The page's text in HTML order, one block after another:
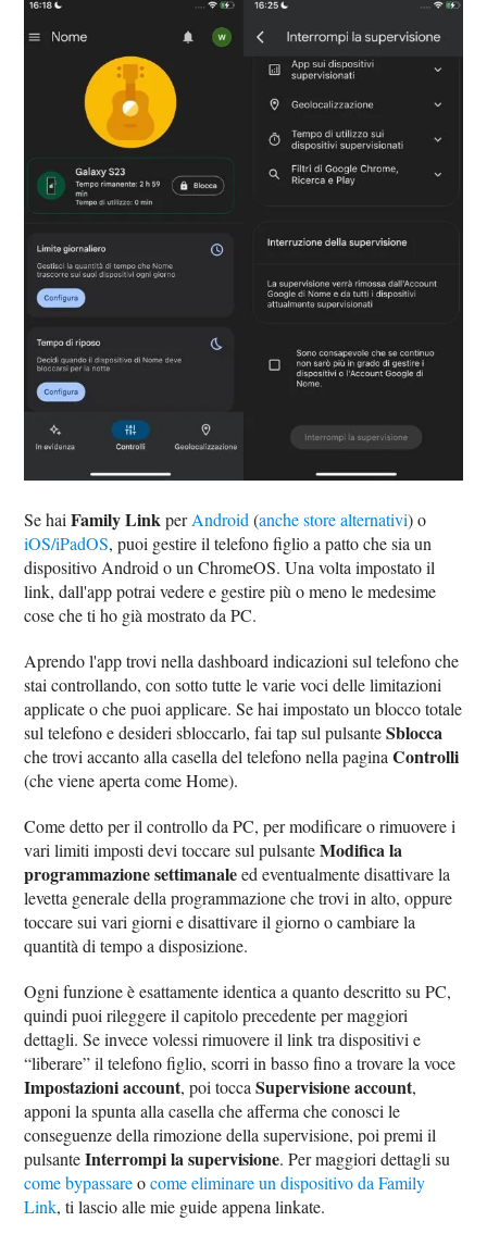
Se haiFamily LinkperAndroid (anche store alternativi) o
iOS/iPadOS, puoi gestire il telefono figlio a patto che sia un
dispositivo Android o un ChromeOS. Una volta impostato il
link, dall'app potrai vedere e gestire più o meno le medesime
cose che ti ho già mostrato da PC.
Aprendo l'app trovi nella dashboard indicazioni sul telefono che
stai controllando, con sotto tutte le varie voci delle limitazioni
applicate o che puoi applicare. Se hai impostato un blocco totale
sul telefono e desideri sbloccarlo, fai tap sul pulsanteSblocca
che trovi accanto alla casella del telefono nella paginaControlli
(che viene aperta come Home).
Come detto per il controllo da PC, per modificare o rimuovere i
vari limiti imposti devi toccare sul pulsanteModifica la
programmazione settimanaleed eventualmente disattivare la
levetta generale della programmazione che trovi in alto, oppure
toccare sui vari giorni e disattivare il giorno o cambiare la
quantità di tempo a disposizione.
Ogni funzione è esattamente identica a quanto descritto su PC,
quindi puoi rileggere il capitolo precedente per maggiori
dettagli. Se invece volessi rimuovere il link tra dispositivi e
“liberare” il telefono figlio, scorri in basso fino a trovare la voce
Impostazioni account, poi toccaSupervisione account,
apponi la spunta alla casella che afferma che conosci le
conseguenze della rimozione della supervisione, poi premi il
pulsanteInterrompi la supervisione. Per maggiori dettagli su
come bypassareocome eliminare un dispositivo da Family
Link, ti lascio alle mie guide appena linkate.